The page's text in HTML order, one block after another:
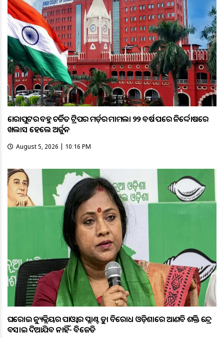
କୋରାପୁଟର ବହୁ ଚର୍ଚ୍ଚିତ ଟ୍ରିପର ମର୍ଡ଼ର ମାମଲା ୨୨ ବର୍ଷ ପରେ ନିର୍ଦ୍ଦୋଷରେ
ଖଲାସ ହେଲେ ଅର୍ଜୁନ
August 5, 2026 | 10:16 PM
ଘରୋଇ ନ୍ୟୁକ୍ଲିୟର ପାଓ୍ବାର ପ୍ଲାଣ୍ଟକୁ କଡ଼ା ବିରୋଧ ଓଡ଼ିଶାରେ ଆଣବିକ ଶକ୍ତି କେନ୍ଦ୍ର
ବସାଇ ଦିଆଯିବ ନାହିଁ- ବିଜେଡି